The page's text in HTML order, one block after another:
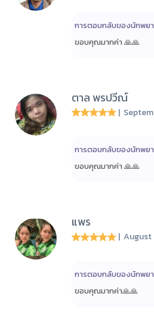
การตอบกลับของนักพย
ขอบคุณมากค่า 🙏🙏
ตาล พรปวีณ์
|
การตอบกลับของนักพย
ขอบคุณมากค่า 🙏🙏
แพร
| August
การตอบกลับของนักพย
ขอบคุณมากค่า🙏🙏